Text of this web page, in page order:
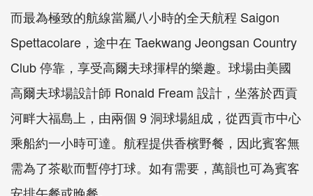
而最為極致的航線當屬八小時的全天航程 Saigon
Spettacolare，途中在 Taekwang Jeongsan Country
Club 停靠，享受高爾夫球揮桿的樂趣。球場由美國
高爾夫球場設計師 Ronald Fream 設計，坐落於西貢
河畔大福島上，由兩個 9 洞球場組成，從西貢市中心
乘船約一小時可達。航程提供香檳野餐，因此賓客無
需為了茶歇而暫停打球。如有需要，萬韻也可為賓客